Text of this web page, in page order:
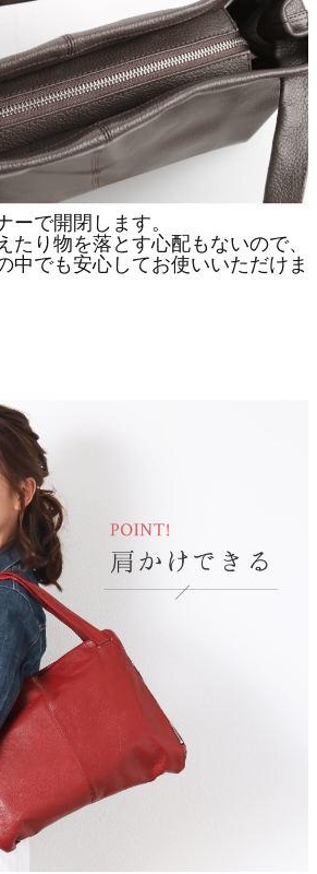
ーで開閉します。
たり物を落とす心配もないので、
中でも安心してお使いいただけま